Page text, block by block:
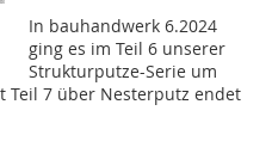
In bauhandwerk 6.2024
ging es im Teil 6 unserer
Strukturputze-Serie um
Teil 7 über Nesterputz endet